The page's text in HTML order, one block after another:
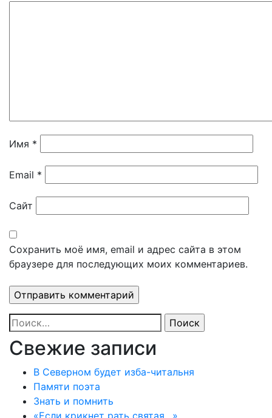
Имя *
Email *
Сайт
Сохранить моё имя, email и адрес сайта в этом
браузере для последующих моих комментариев.
Найти:
Свежие записи
В Северном будет изба-читальня
Памяти поэта
Знать и помнить
«Если крикнет рать святая…»